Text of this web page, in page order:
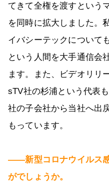
てきて全権を渡すという
を同時に拡大しました。
イバシーテックについて
という人間を大手通信会
ます。また、ビデオリリ
sTV社の杉浦という代表
社の子会社から当社へ出
もっています。
――新型コロナウイルス
がでしょうか。